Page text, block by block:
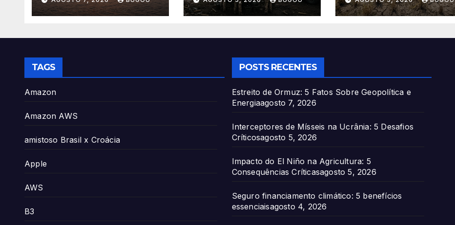
Energia
Críticas
TAGS
Amazon
Amazon AWS
amistoso Brasil x Croácia
Apple
AWS
B3
POSTS RECENTES
Estreito de Ormuz: 5 Fatos Sobre Geopolítica e
Energiaagosto 7, 2026
Interceptores de Mísseis na Ucrânia: 5 Desafios
Críticosagosto 5, 2026
Impacto do El Niño na Agricultura: 5
Consequências Críticasagosto 5, 2026
Seguro financiamento climático: 5 benefícios
essenciaisagosto 4, 2026